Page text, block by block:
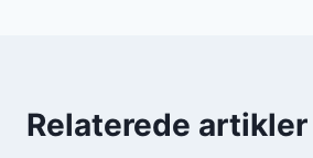
Relaterede artikler